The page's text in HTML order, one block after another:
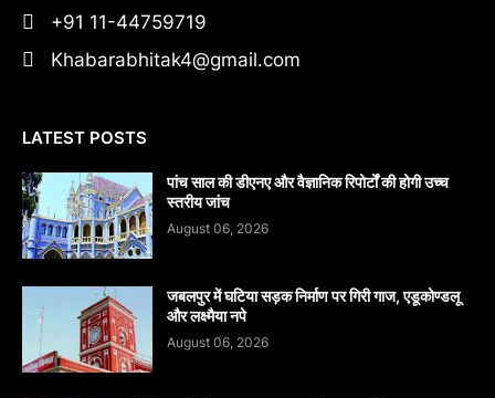
+91 11-44759719
Khabarabhitak4@gmail.com
LATEST POSTS
पांच साल की डीएनए और वैज्ञानिक रिपोर्टों की होगी उच्च
स्तरीय जांच
August 06, 2026
जबलपुर में घटिया सड़क निर्माण पर गिरी गाज, एडूकोण्डलू
और लक्ष्मैया नपे
August 06, 2026